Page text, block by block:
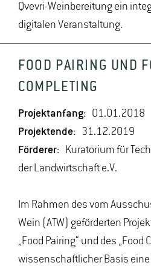
Qvevri-Weinbereitung ein
digitalen Veranstaltung.
FOOD PAIRING UND
COMPLETING
Projektanfang: 01.01.2018
Projektende: 31.12.2019
Förderer: Kuratorium für
der Landwirtschaft e.V.
Im Rahmen des vom
Wein (ATW) geförderten
„Food Pairing“ und des „Food
wissenschaftlicher Basis